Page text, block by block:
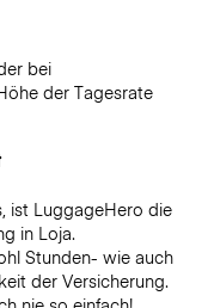
bei
der Tagesrate
ist LuggageHero die
in Loja.
Stunden- wie auch
der Versicherung.